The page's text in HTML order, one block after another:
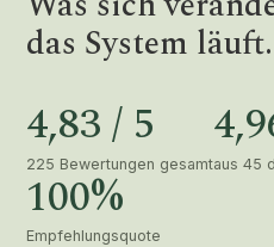
das System läuft.
4,83 / 5
225 Bewertungen gesamtaus 45
100%
Empfehlungsquote